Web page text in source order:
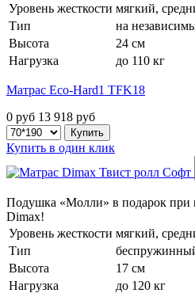
Уровень жесткости мягкий,
Тип
на
Высота
24 см
Нагрузка
до 110 кг
Матрас Eco-Hard1 TFK18
0 руб 13 918 руб
Купить в один клик
Подушка «Молли» в подарок при
Dimax!
Уровень жесткости мягкий,
Тип
Высота
17 см
Нагрузка
до 120 кг